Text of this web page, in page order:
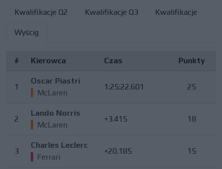
Kwalifikacje Q2 Kwalifikacje Q3 Kwalifikacje
Wyścig
# Kierowca Czas Punkty
1
Oscar Piastri
McLaren
1:25:22.601 25
2
Lando Norris
McLaren
+3.415 18
3
Charles Leclerc
Ferrari
+20.185 15